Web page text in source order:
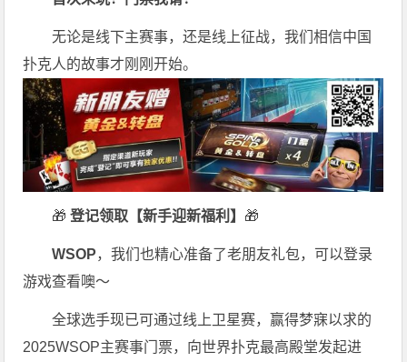
无论是线下主赛事，还是线上征战，我们相信中国
扑克人的故事才刚刚开始。
🎁 登记领取【新手迎新福利】 🎁
WSOP，我们也精心准备了老朋友礼包，可以登录
游戏查看噢～
全球选手现已可通过线上卫星赛，赢得梦寐以求的
2025WSOP主赛事门票，向世界扑克最高殿堂发起进